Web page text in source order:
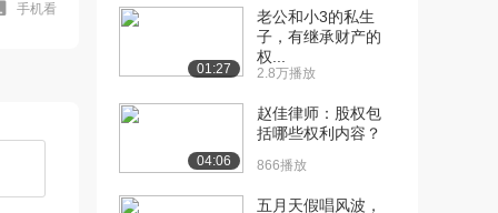
手机看
01:27
老公和小3的私生
子，有继承财产的
权...
2.8万播放
04:06
赵佳律师：股权包
括哪些权利内容？
866播放
五月天假唱风波，